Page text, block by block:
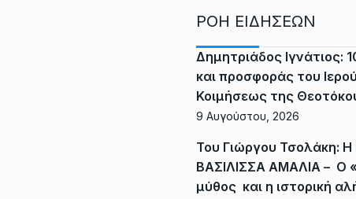
ΡΟΗ ΕΙΔΗΣΕΩΝ
Δημητριάδος Ιγνάτιος:
και προσφοράς του
Κοιμήσεως της
9 Αυγούστου, 2026
Του Γιώργου Τσολάκη:
ΒΑΣΙΛΙΣΣΑ ΑΜΑΛΙΑ – Ο
μύθος και η ιστορική